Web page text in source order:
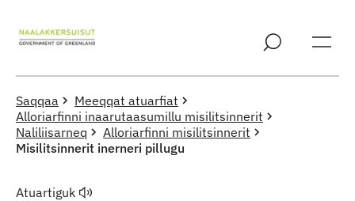
Saqqaa
Meeqqat atuarfiat
Alloriarfinni inaarutaasumillu misilitsinnerit
Naliliisarneq
Alloriarfinni misilitsinnerit
Misilitsinnerit inerneri pillugu
Atuartiguk